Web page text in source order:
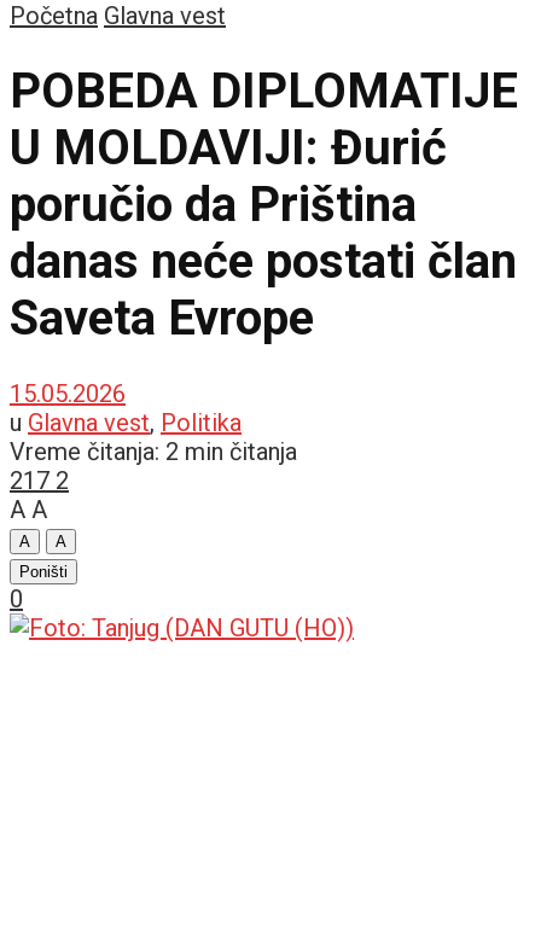
Početna Glavna vest
POBEDA DIPLOMATIJE
U MOLDAVIJI: Đurić
poručio da Priština
danas neće postati član
Saveta Evrope
15.05.2026
u Glavna vest, Politika
Vreme čitanja: 2 min čitanja
217 2
A A
A
A
Poništi
0